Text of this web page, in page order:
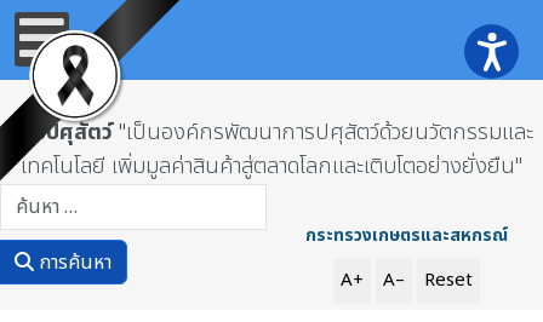
กรมปศุสัตว์"เป็นองค์กรพัฒนาการปศุสัตว์ด้วยนวัตกรรมและ
เทคโนโลยี เพิ่มมูลค่าสินค้าสู่ตลาดโลกและเติบโตอย่างยั่งยืน"
การค้นหา
กระทรวงเกษตรและสหกรณ์
A+ A– Reset